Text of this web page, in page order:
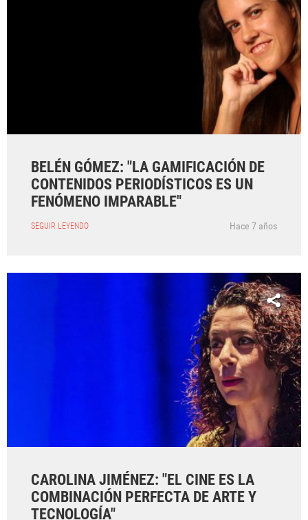
BELÉN GÓMEZ: "LA GAMIFICACIÓN DE
CONTENIDOS PERIODÍSTICOS ES UN
FENÓMENO IMPARABLE"
SEGUIR LEYENDO Hace 7 años
CAROLINA JIMÉNEZ: "EL CINE ES LA
COMBINACIÓN PERFECTA DE ARTE Y
TECNOLOGÍA"